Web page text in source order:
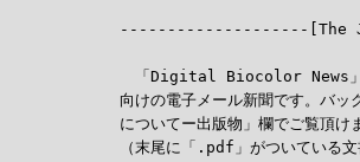
--------------------[The
「Digital Biocolor News」は
向けの電子メール新聞です。バッ
についてー出版物」欄でご覧頂け
（末尾に「.pdf」がついている文